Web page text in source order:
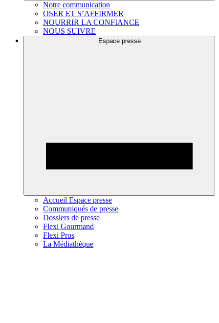
Notre communication
OSER ET S’AFFIRMER
NOURRIR LA CONFIANCE
NOUS SUIVRE
Espace presse
Accueil Espace presse
Communiqués de presse
Dossiers de presse
Flexi Gourmand
Flexi Pros
La Médiathèque